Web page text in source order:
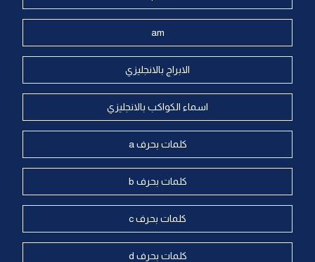
am
الابراج بالانجليزي
اسماء الكواكب بالانجليزي
كلمات بحرف a
كلمات بحرف b
كلمات بحرف c
كلمات بحرف d